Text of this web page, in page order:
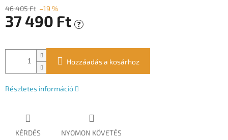
46 405 Ft –19 %
37 490 Ft ?
Hozzáadás a kosárhoz
Részletes információ
KÉRDÉS NYOMON KÖVETÉS